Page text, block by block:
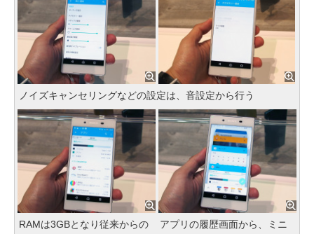
ノイズキャンセリングなどの設定は、音設定から行う
RAMは3GBとなり従来からの
アプリの履歴画面から、ミニ